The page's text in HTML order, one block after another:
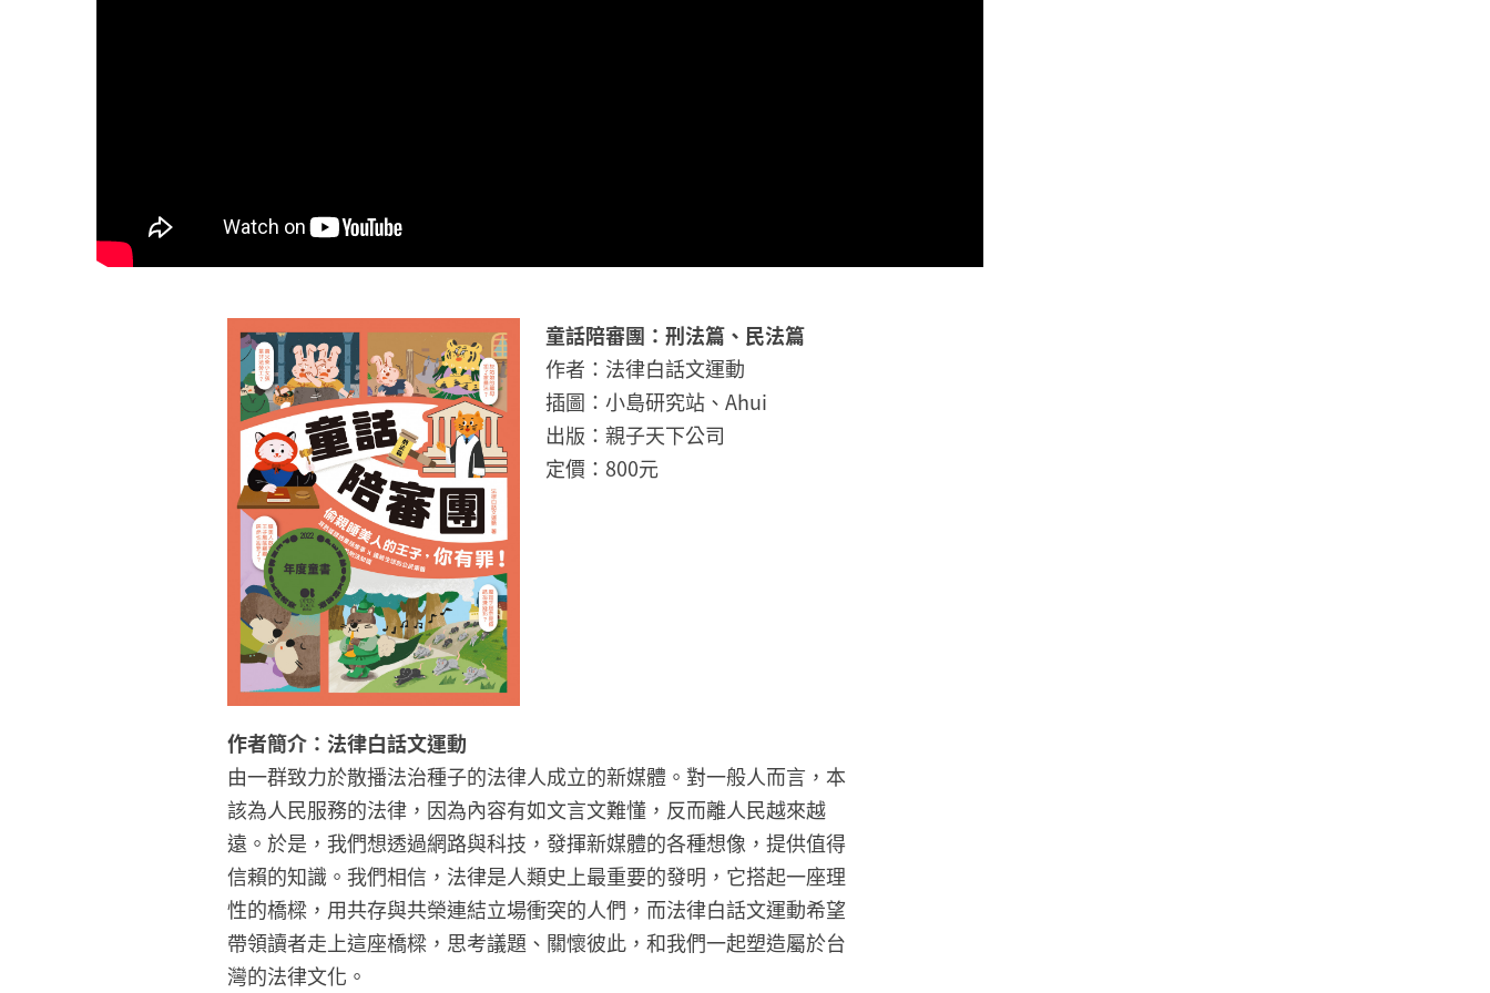
童話陪審團：刑法篇、民法篇
作者：法律白話文運動
插圖：小島研究站、Ahui
出版：親子天下公司
定價：800元
作者簡介：法律白話文運動
由一群致力於散播法治種子的法律人成立的新媒體。對一般人而言，本
該為人民服務的法律，因為內容有如文言文難懂，反而離人民越來越
遠。於是，我們想透過網路與科技，發揮新媒體的各種想像，提供值得
信賴的知識。我們相信，法律是人類史上最重要的發明，它搭起一座理
性的橋樑，用共存與共榮連結立場衝突的人們，而法律白話文運動希望
帶領讀者走上這座橋樑，思考議題、關懷彼此，和我們一起塑造屬於台
灣的法律文化。